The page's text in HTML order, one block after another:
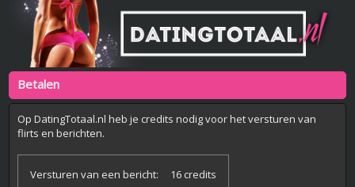
Betalen
Op DatingTotaal.nl heb je credits nodig voor het versturen van
flirts en berichten.
Versturen van een bericht:
16 credits